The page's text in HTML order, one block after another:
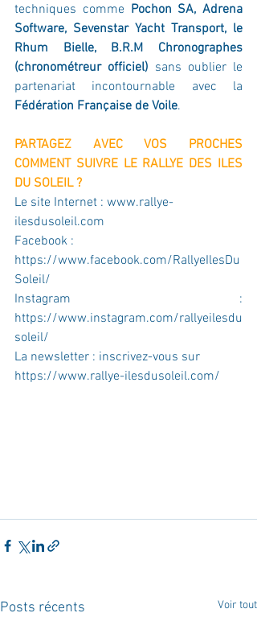
techniques comme Pochon SA, Adrena
Software, Sevenstar Yacht Transport, le
Rhum Bielle, B.R.M Chronographes
(chronométreur officiel) sans oublier le
Fédération Française de Voile.
PARTAGEZ AVEC VOS PROCHES
COMMENT SUIVRE LE RALLYE DES ILES
DU SOLEIL ?
Le site Internet : www.rallye-
ilesdusoleil.com
Facebook :
https://www.facebook.com/RallyeIlesDu
Soleil/
https://www.instagram.com/rallyeilesdu
soleil/
La newsletter : inscrivez-vous sur
https://www.rallye-ilesdusoleil.com/
Posts récents Voir tout